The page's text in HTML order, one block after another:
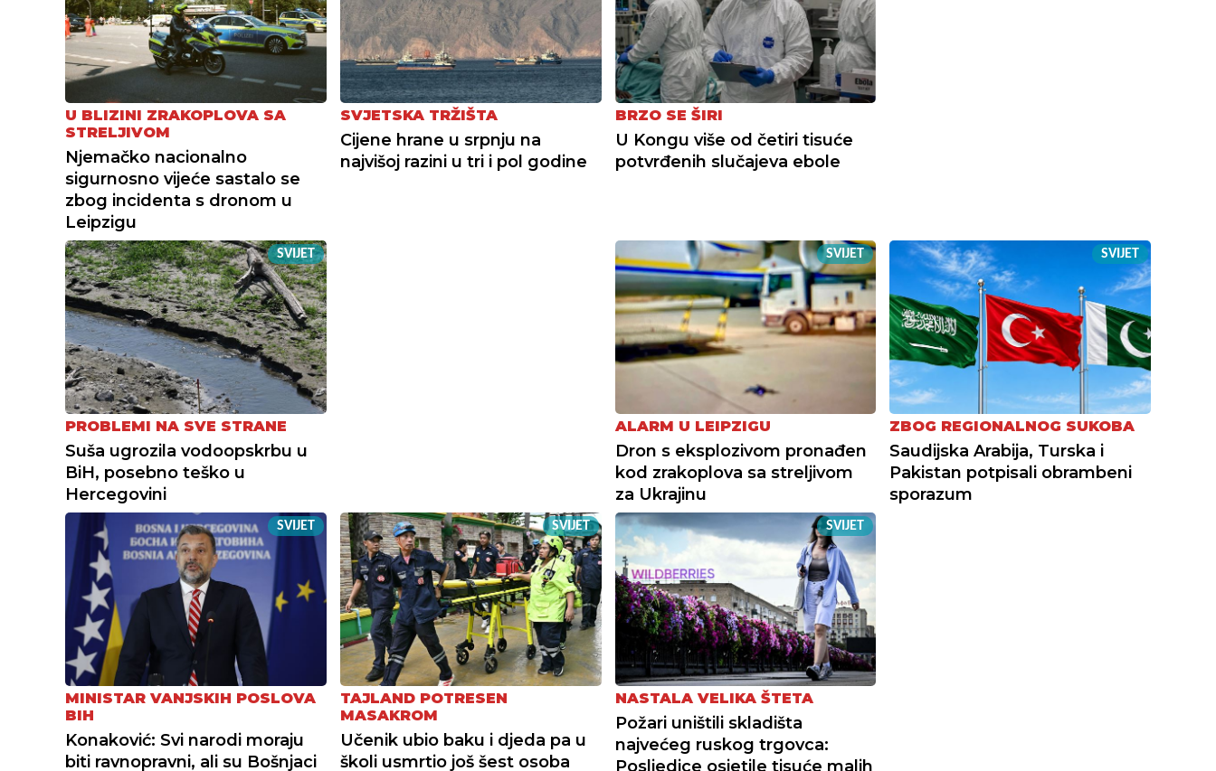
U BLIZINI ZRAKOPLOVA SA
STRELJIVOM
Njemačko nacionalno
sigurnosno vijeće sastalo se
zbog incidenta s dronom u
Leipzigu
SVJETSKA TRŽIŠTA
Cijene hrane u srpnju na
najvišoj razini u tri i pol godine
BRZO SE ŠIRI
U Kongu više od četiri tisuće
potvrđenih slučajeva ebole
SVIJET
PROBLEMI NA SVE STRANE
Suša ugrozila vodoopskrbu u
BiH, posebno teško u
Hercegovini
SVIJET
ALARM U LEIPZIGU
Dron s eksplozivom pronađen
kod zrakoplova sa streljivom
za Ukrajinu
SVIJET
ZBOG REGIONALNOG SUKOBA
Saudijska Arabija, Turska i
Pakistan potpisali obrambeni
sporazum
SVIJET
MINISTAR VANJSKIH POSLOVA
BIH
Konaković: Svi narodi moraju
biti ravnopravni, ali su Bošnjaci
SVIJET
TAJLAND POTRESEN
MASAKROM
Učenik ubio baku i djeda pa u
školi usmrtio još šest osoba
SVIJET
NASTALA VELIKA ŠTETA
Požari uništili skladišta
najvećeg ruskog trgovca:
Posljedice osjetile tisuće malih